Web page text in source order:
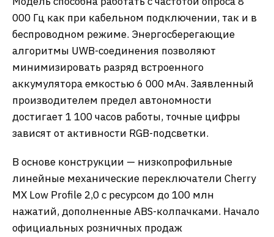
000 Гц как при кабельном подключении, так и в
беспроводном режиме. Энергосберегающие
алгоритмы UWB-соединения позволяют
минимизировать разряд встроенного
аккумулятора емкостью 6 000 мАч. Заявленный
производителем предел автономности
достигает 1 100 часов работы, точные цифры
зависят от активности RGB-подсветки.
В основе конструкции — низкопрофильные
линейные механические переключатели Cherry
MX Low Profile 2,0 с ресурсом до 100 млн
нажатий, дополненные ABS-колпачками. Начало
официальных розничных продаж